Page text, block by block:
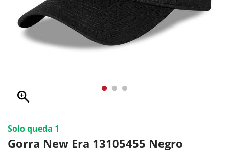
zoom_in
Solo queda 1
Gorra New Era 13105455 Negro